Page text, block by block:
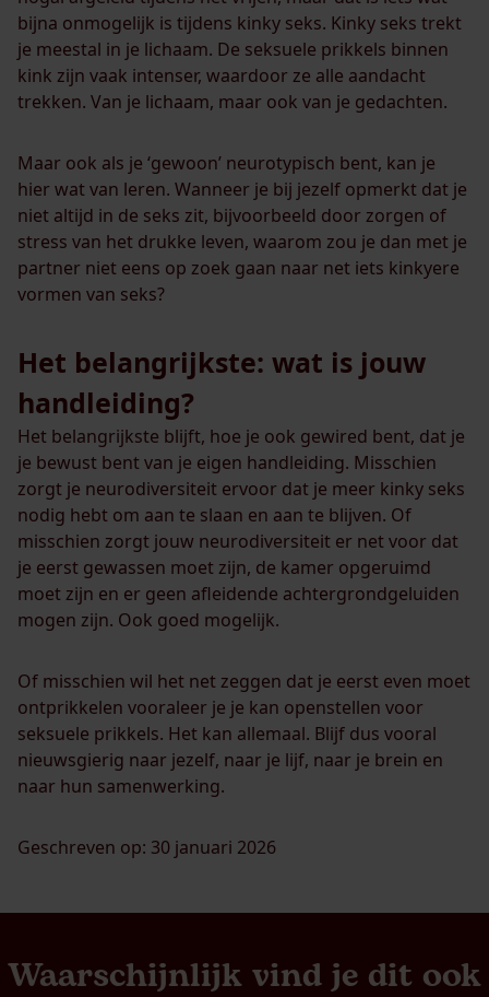
bijna onmogelijk is tijdens kinky seks. Kinky seks trekt
je meestal in je lichaam. De seksuele prikkels binnen
kink zijn vaak intenser, waardoor ze alle aandacht
trekken. Van je lichaam, maar ook van je gedachten.
Maar ook als je ‘gewoon’ neurotypisch bent, kan je
hier wat van leren. Wanneer je bij jezelf opmerkt dat je
niet altijd in de seks zit, bijvoorbeeld door zorgen of
stress van het drukke leven, waarom zou je dan met je
partner niet eens op zoek gaan naar net iets kinkyere
vormen van seks?
Het belangrijkste: wat is jouw
handleiding?
Het belangrijkste blijft, hoe je ook gewired bent, dat je
je bewust bent van je eigen handleiding. Misschien
zorgt je neurodiversiteit ervoor dat je meer kinky seks
nodig hebt om aan te slaan en aan te blijven. Of
misschien zorgt jouw neurodiversiteit er net voor dat
je eerst gewassen moet zijn, de kamer opgeruimd
moet zijn en er geen afleidende achtergrondgeluiden
mogen zijn. Ook goed mogelijk.
Of misschien wil het net zeggen dat je eerst even moet
ontprikkelen vooraleer je je kan openstellen voor
seksuele prikkels. Het kan allemaal. Blijf dus vooral
nieuwsgierig naar jezelf, naar je lijf, naar je brein en
naar hun samenwerking.
Geschreven op: 30 januari 2026
Waarschijnlijk vind je dit ook